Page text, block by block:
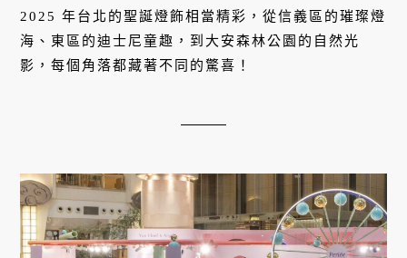
2025 年台北的聖誕燈飾相當精彩，從信義區的璀璨燈
海、東區的迪士尼童趣，到大安森林公園的自然光
影，每個角落都藏著不同的驚喜！